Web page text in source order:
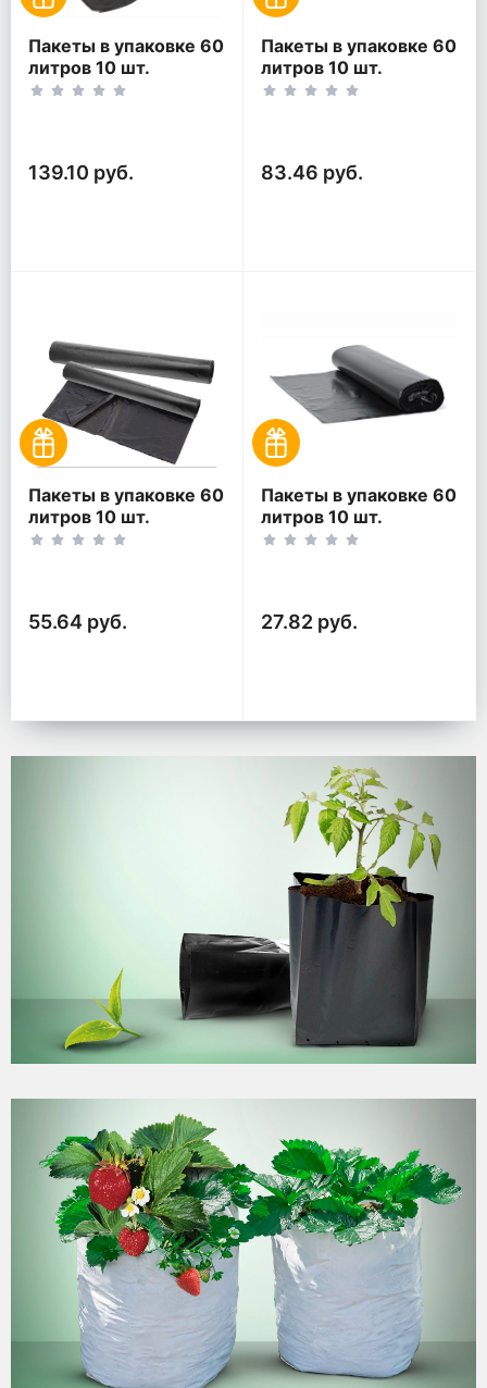
Пакеты в упаковке 60
литров 10 шт.
(10шт*5рул)
139.10 руб.
Пакеты в упаковке 60
литров 10 шт.
(10шт*3рул)
83.46 руб.
Пакеты в упаковке 60
литров 10 шт.
(10шт*2рул)
55.64 руб.
Пакеты в упаковке 60
литров 10 шт.
(10шт*1рул)
27.82 руб.